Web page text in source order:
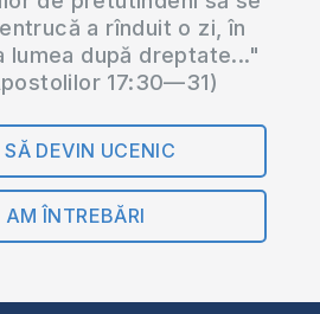
a rînduit o zi, în
lumea după dreptate..."
17:30—31)
DEVIN UCENIC
AM ÎNTREBĂRI